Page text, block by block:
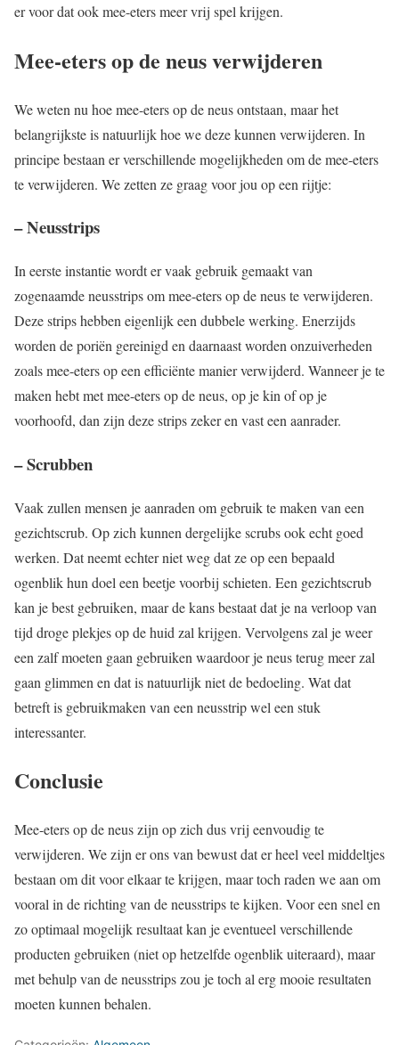
er voor dat ook mee-eters meer vrij spel krijgen.
Mee-eters op de neus verwijderen
We weten nu hoe mee-eters op de neus ontstaan, maar het
belangrijkste is natuurlijk hoe we deze kunnen verwijderen. In
principe bestaan er verschillende mogelijkheden om de mee-eters
te verwijderen. We zetten ze graag voor jou op een rijtje:
– Neusstrips
In eerste instantie wordt er vaak gebruik gemaakt van
zogenaamde neusstrips om mee-eters op de neus te verwijderen.
Deze strips hebben eigenlijk een dubbele werking. Enerzijds
worden de poriën gereinigd en daarnaast worden onzuiverheden
zoals mee-eters op een efficiënte manier verwijderd. Wanneer je te
maken hebt met mee-eters op de neus, op je kin of op je
voorhoofd, dan zijn deze strips zeker en vast een aanrader.
– Scrubben
Vaak zullen mensen je aanraden om gebruik te maken van een
gezichtscrub. Op zich kunnen dergelijke scrubs ook echt goed
werken. Dat neemt echter niet weg dat ze op een bepaald
ogenblik hun doel een beetje voorbij schieten. Een gezichtscrub
kan je best gebruiken, maar de kans bestaat dat je na verloop van
tijd droge plekjes op de huid zal krijgen. Vervolgens zal je weer
een zalf moeten gaan gebruiken waardoor je neus terug meer zal
gaan glimmen en dat is natuurlijk niet de bedoeling. Wat dat
betreft is gebruikmaken van een neusstrip wel een stuk
interessanter.
Conclusie
Mee-eters op de neus zijn op zich dus vrij eenvoudig te
verwijderen. We zijn er ons van bewust dat er heel veel middeltjes
bestaan om dit voor elkaar te krijgen, maar toch raden we aan om
vooral in de richting van de neusstrips te kijken. Voor een snel en
zo optimaal mogelijk resultaat kan je eventueel verschillende
producten gebruiken (niet op hetzelfde ogenblik uiteraard), maar
met behulp van de neusstrips zou je toch al erg mooie resultaten
moeten kunnen behalen.